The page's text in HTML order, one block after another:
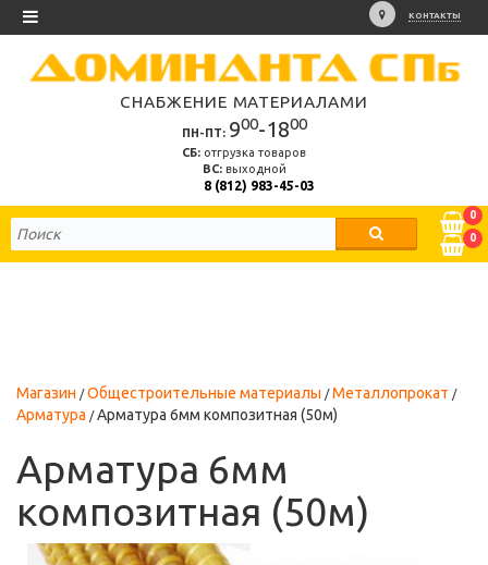
КОНТАКТЫ
СНАБЖЕНИЕ МАТЕРИАЛАМИ
ПН-ПТ: 900-1800
СБ: отгрузка товаров
ВС:выходной
8 (812) 983-45-03
0
0
Магазин Общестроительные материалы
Металлопрокат
Арматура
Арматура 6мм композитная (50м)
Арматура 6мм
композитная (50м)